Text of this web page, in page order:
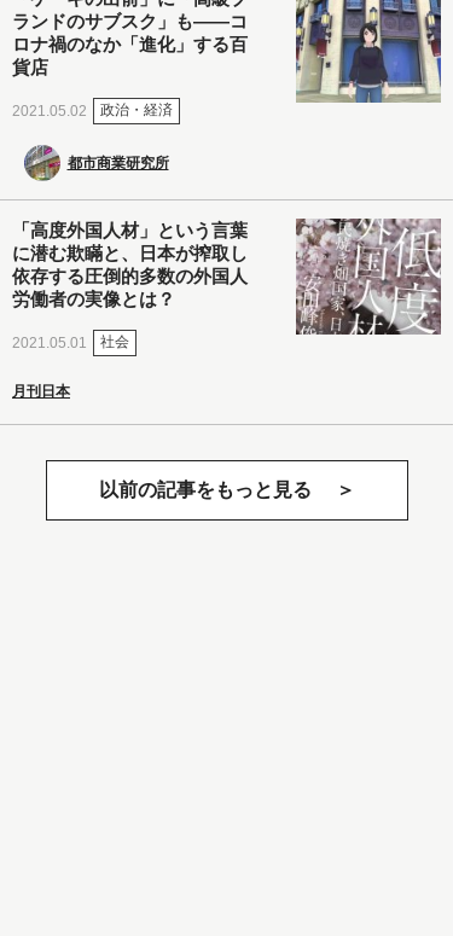
ランドのサブスク」も――コ
ロナ禍のなか「進化」する百
貨店
2021.05.02 政治・経済
都市商業研究所
「高度外国人材」という言葉
に潜む欺瞞と、日本が搾取し
依存する圧倒的多数の外国人
労働者の実像とは？
2021.05.01 社会
月刊日本
以前の記事をもっと見る